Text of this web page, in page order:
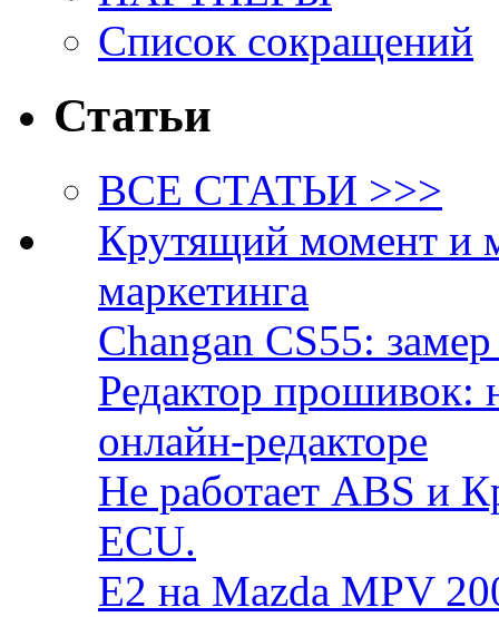
Список сокращений
Статьи
ВСЕ СТАТЬИ >>>
Крутящий момент и
маркетинга
Changan CS55:
Редактор прошивок:
онлайн-редакторе
Не работает ABS и
ECU.
E2 на Mazda MPV